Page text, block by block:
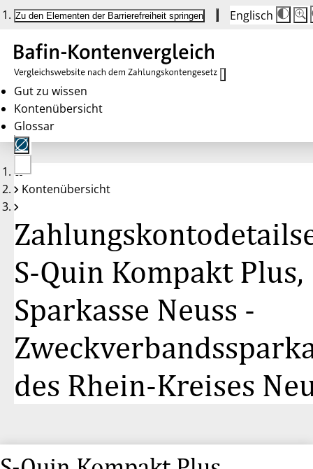
Zu den Elementen der Barrierefreiheit springen Englisch
Die
auf
100
100
Gut zu wissen
Kontenübersicht
Glossar
Keine
Konten
Kontenübersicht
S-Quin Kompakt Plus,
Sparkasse Neuss -
des Rhein-Kreises